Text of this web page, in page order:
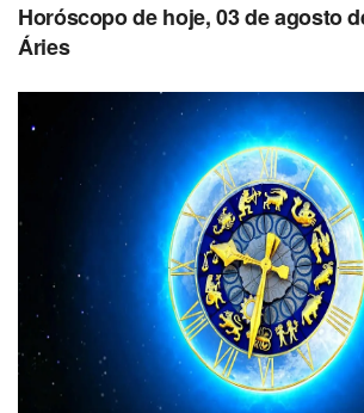
Horóscopo de hoje, 03 de agosto
Áries